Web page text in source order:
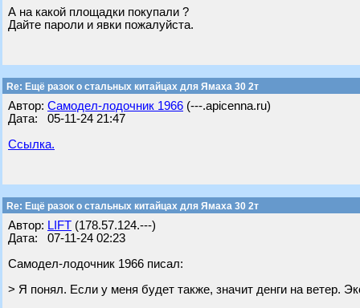
А на какой площадки покупали ?
Дайте пароли и явки пожалуйста.
Re: Ещё разок о стальных китайцах для Ямаха 30 2т
Автор: Самодел-лодочник 1966 (---.apicenna.ru)
Дата: 05-11-24 21:47
Ссылка.
Re: Ещё разок о стальных китайцах для Ямаха 30 2т
Автор: LIFT (178.57.124.---)
Дата: 07-11-24 02:23
Самодел-лодочник 1966 писал:
> Я понял. Если у меня будет также, значит денги на ветер.